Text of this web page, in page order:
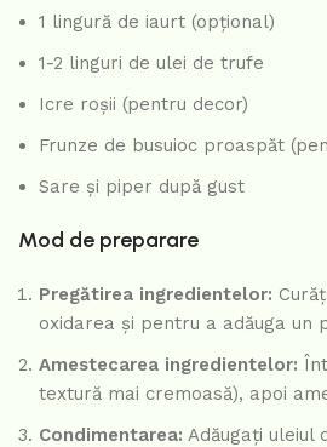
1 lingură de iaurt (opțional)
1-2 linguri de ulei de trufe
Icre roșii (pentru decor)
Frunze de busuioc proaspăt
Sare și piper după gust
Mod de preparare
Pregătirea ingredientelor:
oxidarea și pentru a adăuga
Amestecarea ingredientelor:
textură mai cremoasă), apoi
Condimentarea: Adăugați uleiul